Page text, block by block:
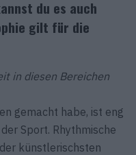
du es auch
gilt für die
in diesen Bereichen
gemacht habe, ist eng
Sport. Rhythmische
künstlerischsten